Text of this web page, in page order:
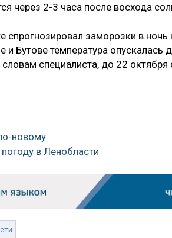
через 2-3 часа после восхода
заморозки в ночь
Бутове температура опускалась
специалиста, до 22
новому
погоду в Ленобласти